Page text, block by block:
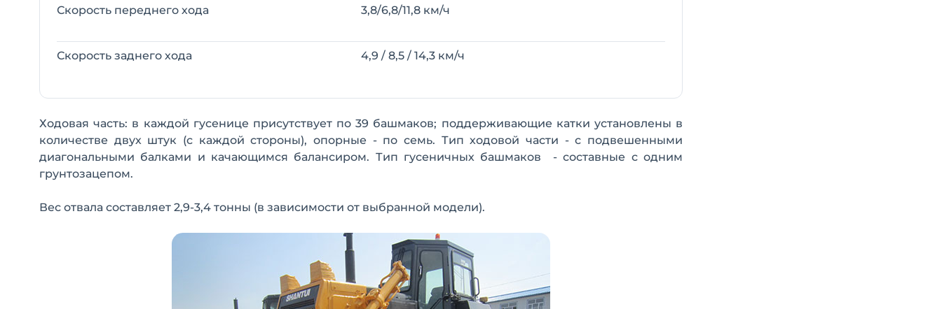
Скорость переднего хода 3,8/6,8/11,8 км/ч
Скорость заднего хода 4,9 / 8,5 / 14,3 км/ч
Ходовая часть: в каждой гусенице присутствует по 39 башмаков; поддерживающие катки установлены в
количестве двух штук (с каждой стороны), опорные - по семь. Тип ходовой части - с подвешенными
диагональными балками и качающимся балансиром. Тип гусеничных башмаков - составные с одним
грунтозацепом.
Вес отвала составляет 2,9-3,4 тонны (в зависимости от выбранной модели).